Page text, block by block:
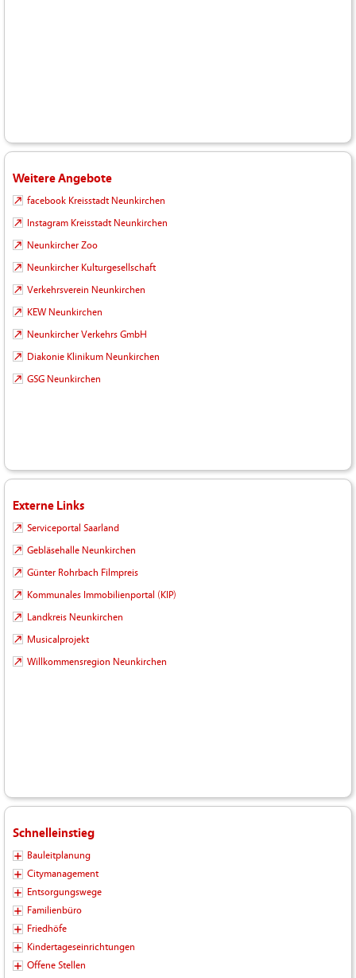
Weitere Angebote
facebook Kreisstadt Neunkirchen
Instagram Kreisstadt Neunkirchen
Neunkircher Zoo
Neunkircher Kulturgesellschaft
Verkehrsverein Neunkirchen
KEW Neunkirchen
Neunkircher Verkehrs GmbH
Diakonie Klinikum Neunkirchen
GSG Neunkirchen
Externe Links
Serviceportal Saarland
Gebläsehalle Neunkirchen
Günter Rohrbach Filmpreis
Kommunales Immobilienportal (KIP)
Landkreis Neunkirchen
Musicalprojekt
Willkommensregion Neunkirchen
Schnelleinstieg
Bauleitplanung
Citymanagement
Entsorgungswege
Familienbüro
Friedhöfe
Kindertageseinrichtungen
Offene Stellen